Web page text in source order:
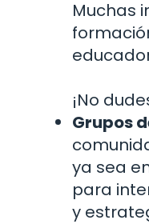
Muchas
¡No
Grupos
ya sea
para
y